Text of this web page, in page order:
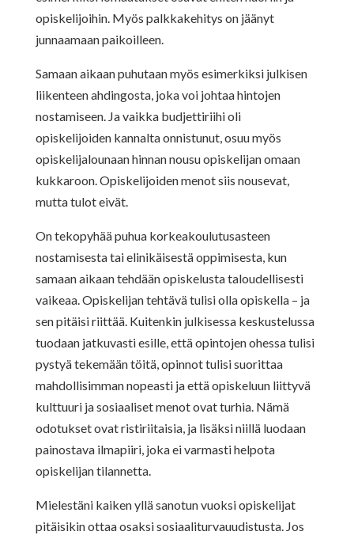
opiskelijoihin. Myös palkkakehitys on jäänyt
junnaamaan paikoilleen.
Samaan aikaan puhutaan myös esimerkiksi julkisen
liikenteen ahdingosta, joka voi johtaa hintojen
nostamiseen. Ja vaikka budjettiriihi oli
opiskelijoiden kannalta onnistunut, osuu myös
opiskelijalounaan hinnan nousu opiskelijan omaan
kukkaroon. Opiskelijoiden menot siis nousevat,
mutta tulot eivät.
On tekopyhää puhua korkeakoulutusasteen
nostamisesta tai elinikäisestä oppimisesta, kun
samaan aikaan tehdään opiskelusta taloudellisesti
vaikeaa. Opiskelijan tehtävä tulisi olla opiskella – ja
sen pitäisi riittää. Kuitenkin julkisessa keskustelussa
tuodaan jatkuvasti esille, että opintojen ohessa tulisi
pystyä tekemään töitä, opinnot tulisi suorittaa
mahdollisimman nopeasti ja että opiskeluun liittyvä
kulttuuri ja sosiaaliset menot ovat turhia. Nämä
odotukset ovat ristiriitaisia, ja lisäksi niillä luodaan
painostava ilmapiiri, joka ei varmasti helpota
opiskelijan tilannetta.
Mielestäni kaiken yllä sanotun vuoksi opiskelijat
pitäisikin ottaa osaksi sosiaaliturvauudistusta. Jos